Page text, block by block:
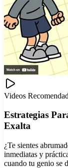
Videos
Estrategias
Exalta
¿Te sientes
inmediatas y
cuando tu genio se